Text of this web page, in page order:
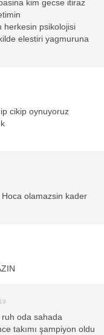
kim gecse itiraz
herkesin psikolojisi
elestiri yagmuruna
cikip oynuyoruz
olamazsin kader
ruh oda sahada
takımı şampiyon oldu